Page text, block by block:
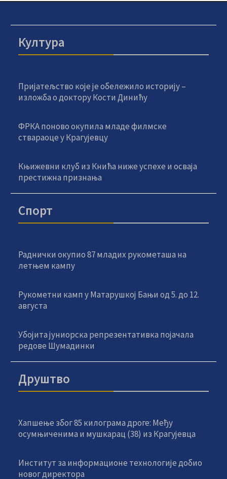
Култура
Пријатељство које је обележило историју –
изложба о доктору Кости Динићу
ФРКА поново окупила младе филмске
ствараоце у Крагујевцу
Књижевни клуб из Кнића ниже успехе и осваја
престижна признања
Спорт
Раднички окупио 87 младих рукометаша на
летњем кампу
Рукометни камп у Матарушкој Бањи од 5. до 12.
августа
Убојита јуниорска репрезентативка појачала
редове Шумадинки
Друштво
Хапшење због 85 килограма дроге: Међу
осумњиченима и мушкарац (38) из Крагујевца
Институт за информационе технологије добио
новог директора